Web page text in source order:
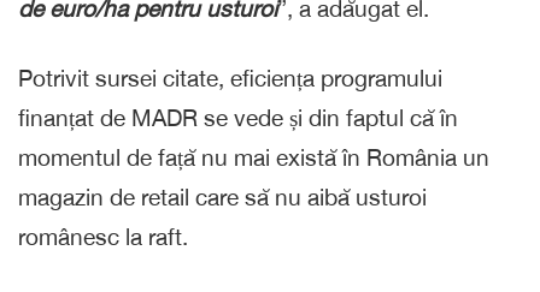
de euro/ha pentru usturoi”, a adăugat el.
Potrivit sursei citate, eficiența programului
finanțat de MADR se vede și din faptul că în
momentul de față nu mai există în România un
magazin de retail care să nu aibă usturoi
românesc la raft.